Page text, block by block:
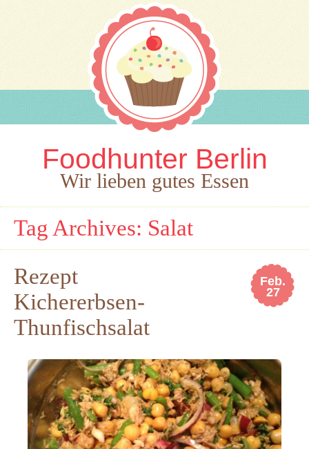
Foodhunter Berlin
Wir lieben gutes Essen
Tag Archives: Salat
Feb.
27
Rezept
Kichererbsen-
Thunfischsalat